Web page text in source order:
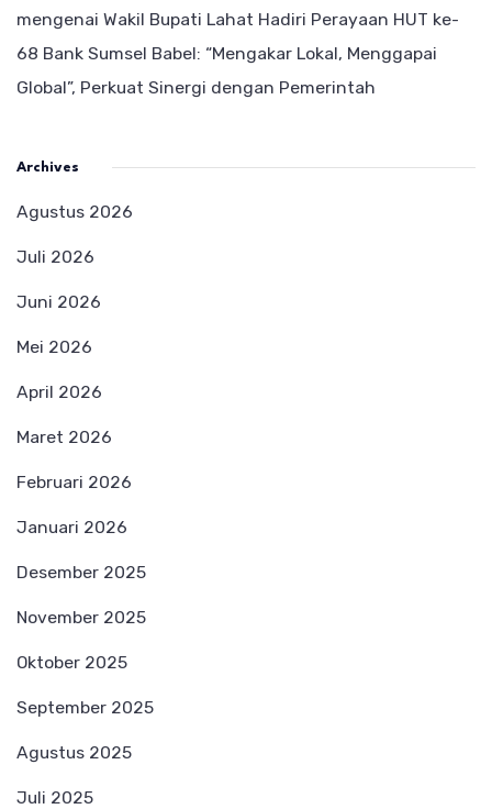
mengenai Wakil Bupati Lahat Hadiri Perayaan HUT ke-
68 Bank Sumsel Babel: “Mengakar Lokal, Menggapai
Global”, Perkuat Sinergi dengan Pemerintah
Archives
Agustus 2026
Juli 2026
Juni 2026
Mei 2026
April 2026
Maret 2026
Februari 2026
Januari 2026
Desember 2025
November 2025
Oktober 2025
September 2025
Agustus 2025
Juli 2025